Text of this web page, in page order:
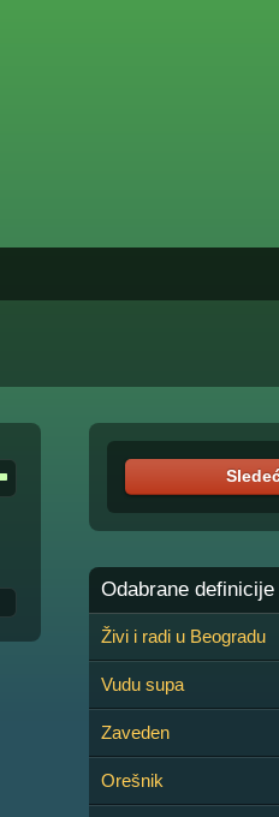
Odabrane definicije
Živi i radi u Beogradu
Vudu supa
Zaveden
Orešnik